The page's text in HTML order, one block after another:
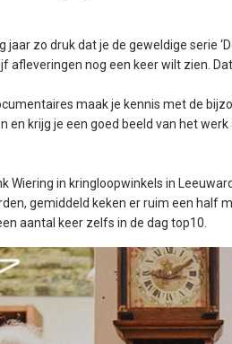
zo druk dat je de geweldige serie
afleveringen nog een keer wilt zien.
maak je kennis met de
en krijg je een goed beeld van het
Wiering in kringloopwinkels in
gemiddeld keken er ruim een half
aantal keer zelfs in de dag top10.